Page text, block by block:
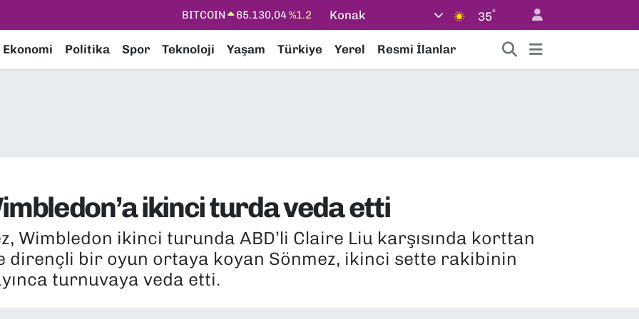
DOLAR 47,7106%0.17
STERLİN
64,4046%0.35
Konak 35°
Ekonomi Politika Spor Teknoloji Yaşam Türkiye Yerel Resmi İlanlar
ikinci turda veda etti
Wimbledon ikinci turunda ABD’li Claire Liu karşısında korttan
dirençli bir oyun ortaya koyan Sönmez, ikinci sette rakibinin
turnuvaya veda etti.